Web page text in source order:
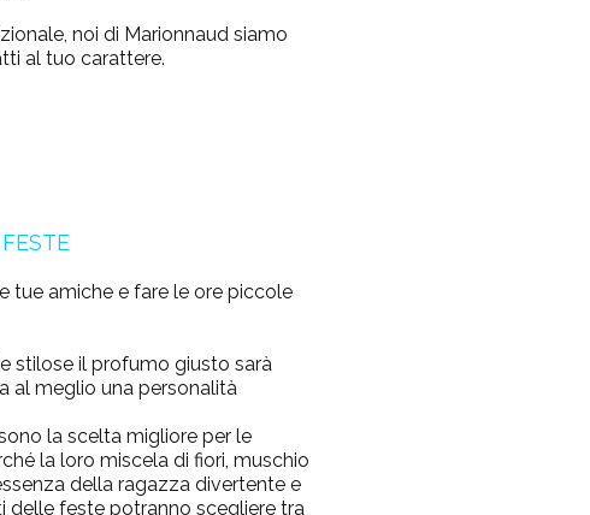
noi di Marionnaudsiamo
al tuo carattere.
tue amiche e fare le ore piccole
stilose il profumo giusto sarà
al meglio una personalità
la scelta migliore per le
la loro miscela di fiori, muschio
della ragazza divertente e
delle feste potranno scegliere tra